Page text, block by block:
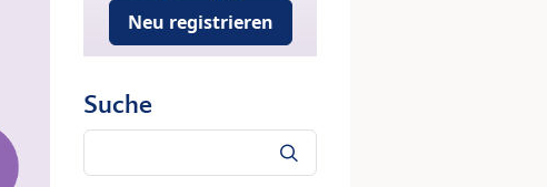
Neu registrieren
Suche